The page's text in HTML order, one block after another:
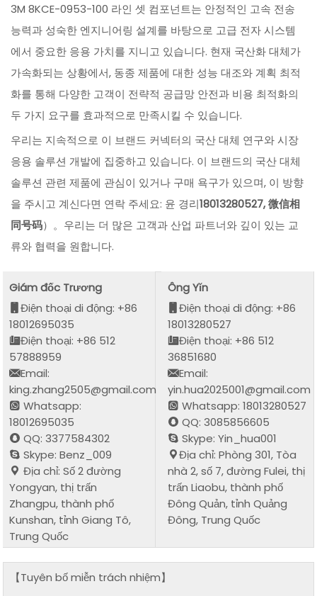
3M 8KCE-0953-100 라인 셋 컴포넌트는 안정적인 고속 전송
능력과 성숙한 엔지니어링 설계를 바탕으로 고급 전자 시스템
에서 중요한 응용 가치를 지니고 있습니다. 현재 국산화 대체가
가속화되는 상황에서, 동종 제품에 대한 성능 대조와 계획 최적
화를 통해 다양한 고객이 전략적 공급망 안전과 비용 최적화의
두 가지 요구를 효과적으로 만족시킬 수 있습니다.
우리는 지속적으로 이 브랜드 커넥터의 국산 대체 연구와 시장
응용 솔루션 개발에 집중하고 있습니다. 이 브랜드의 국산 대체
솔루션 관련 제품에 관심이 있거나 구매 욕구가 있으며, 이 방향
을 주시고 계신다면 연락 주세요: 윤 경리18013280527, 微信相
同号码）。우리는 더 많은 고객과 산업 파트너와 깊이 있는 교
류와 협력을 원합니다.
Giám đốc Trương
Điện thoại di động: +86
18012695035
Điện thoại: +86 512
57888959
Email:
king.zhang2505@gmail.com
Whatsapp:
18012695035
QQ: 3377584302
Skype: Benz_009
Địa chỉ: Số 2 đường
Yongyan, thị trấn
Zhangpu, thành phố
Kunshan, tỉnh Giang Tô,
Trung Quốc
Ông Yǐn
Điện thoại di động: +86
18013280527
Điện thoại: +86 512
36851680
Email:
yin.hua2025001@gmail.com
Whatsapp: 18013280527
QQ: 3085856605
Skype: Yin_hua001
Địa chỉ: Phòng 301, Tòa
nhà 2, số 7, đường Fulei, thị
trấn Liaobu, thành phố
Đông Quản, tỉnh Quảng
Đông, Trung Quốc
【Tuyên bố miễn trách nhiệm】